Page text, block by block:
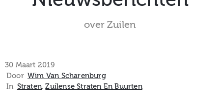
over Zuilen
30 Maart 2019
Door Wim Van Scharenburg
In Straten‚Zuilense Straten En Buurten